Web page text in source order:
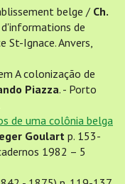
belge / Ch.
de
St-Ignace. Anvers,
A colonização de
Piazza. - Porto
de uma colônia belga
Goulart p. 153-
1982 – 5